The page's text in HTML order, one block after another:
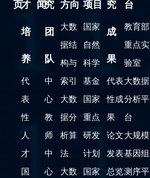
页才
培
养
代
表
性
人
才
国
闻究
团
队
中
心
教
师
中
心
方向
大数
据结
构与
索引
大数
据分
析算
法
大数
项目
国家
自然
科学
基金
国家
重点
研发
计划
国家
究
成
果
代表
性成
果
论文
发表
总览
台
教育部
重点实
验室
大数据
分析平
台
大规模
基因组
测序平